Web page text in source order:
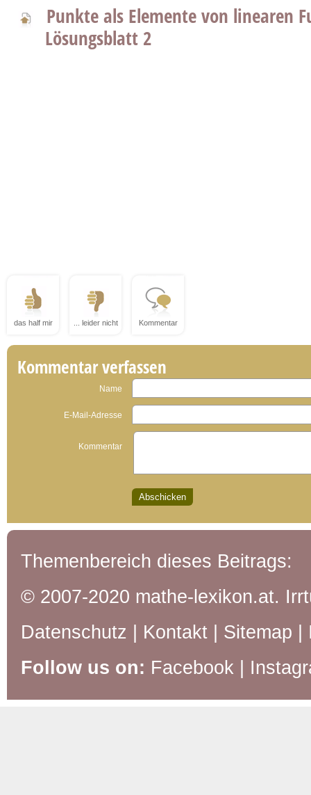
Punkte als Elemente von linearen
Lösungsblatt 2
das half mir ... leider nicht Kommentar
Kommentar verfassen
Name
E-Mail-Adresse
Kommentar
Themenbereich dieses Beitrags:
© 2007-2020 mathe-lexikon.at.
Datenschutz
Kontakt Sitemap
Follow us on: Facebook